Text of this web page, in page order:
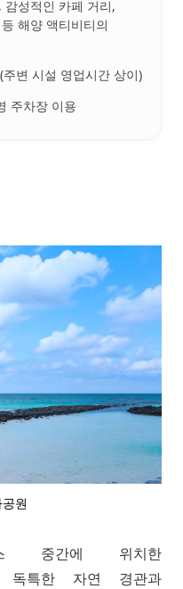
감성적인 카페 거리,
해양 액티비티의
변 시설 영업시간 상이)
주차장 이용
원
중간에 위치한
독특한 자연 경관과